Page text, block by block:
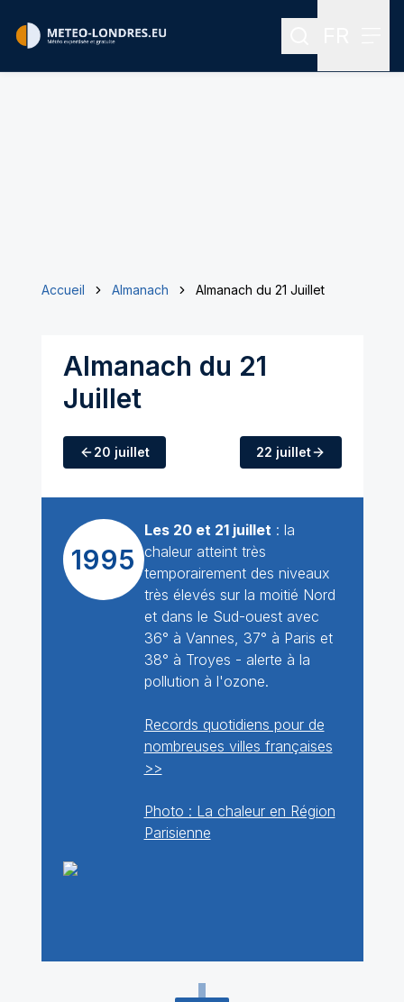
Rechercher
Accueil Almanach Almanach du 21 Juillet
Almanach du 21
Juillet
20 juillet 22 juillet
1995
Les 20 et 21 juillet: la
chaleur atteint très
temporairement des niveaux
très élevés sur la moitié Nord
et dans le Sud-ouest avec
36° à Vannes, 37° à Paris et
38° à Troyes - alerte à la
pollution à l'ozone.
Records quotidiens pour de
nombreuses villes françaises
>>
Photo : La chaleur en Région
Parisienne